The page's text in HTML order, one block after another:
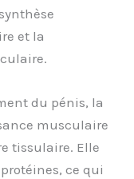
et la
du pénis, la
musculaire
tissulaire. Elle
ce qui